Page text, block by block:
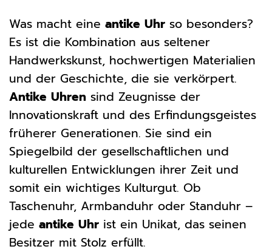
Was macht eine antike Uhr so besonders?
Es ist die Kombination aus seltener
Handwerkskunst, hochwertigen Materialien
und der Geschichte, die sie verkörpert.
Antike Uhren sind Zeugnisse der
Innovationskraft und des Erfindungsgeistes
früherer Generationen. Sie sind ein
Spiegelbild der gesellschaftlichen und
kulturellen Entwicklungen ihrer Zeit und
somit ein wichtiges Kulturgut. Ob
Taschenuhr, Armbanduhr oder Standuhr –
jede antike Uhr ist ein Unikat, das seinen
Besitzer mit Stolz erfüllt.